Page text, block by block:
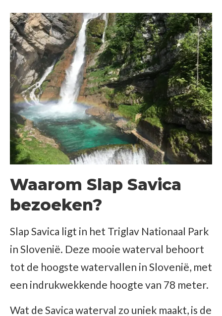
Waarom Slap Savica
bezoeken?
Slap Savica ligt in het Triglav Nationaal Park
in Slovenië. Deze mooie waterval behoort
tot de hoogste watervallen in Slovenië, met
een indrukwekkende hoogte van 78 meter.
Wat de Savica waterval zo uniek maakt, is de